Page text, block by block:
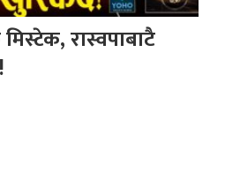
रास्वपाबाटै